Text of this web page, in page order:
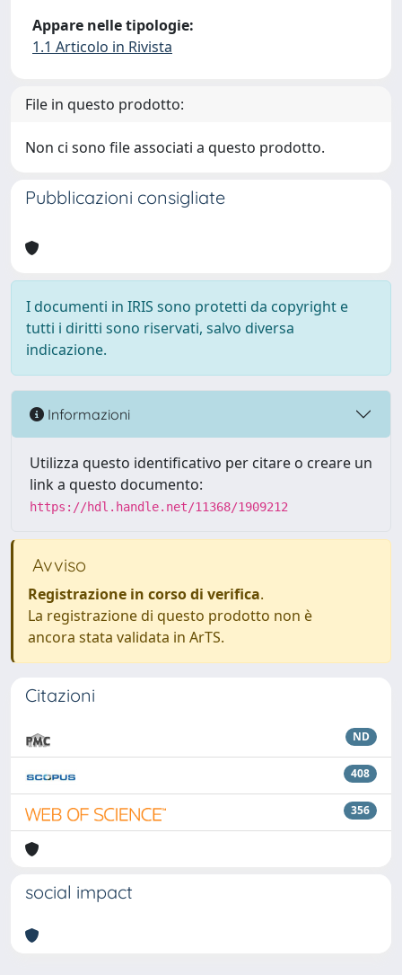
Appare nelle tipologie:
1.1 Articolo in Rivista
File in questo prodotto:
Non ci sono file associati a questo prodotto.
Pubblicazioni consigliate
I documenti in IRIS sono protetti da copyright e
tutti i diritti sono riservati, salvo diversa
indicazione.
Informazioni
Utilizza questo identificativo per citare o creare un
link a questo documento:
https://hdl.handle.net/11368/1909212
Avviso
Registrazione in corso di verifica.
La registrazione di questo prodotto non è
ancora stata validata in ArTS.
Citazioni
ND
408
356
social impact